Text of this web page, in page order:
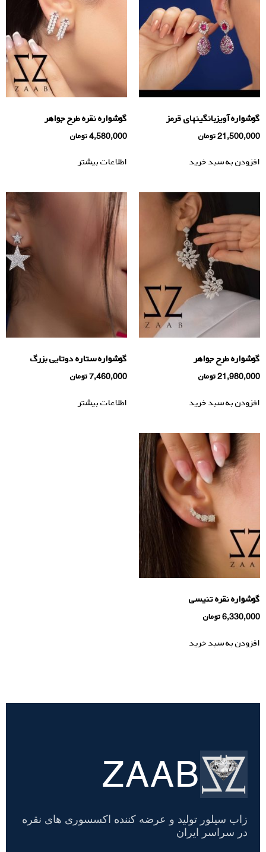
گوشواره آویزبانگینهای قرمز
21,500,000تومان
افزودن به سبد خرید
گوشواره نقره طرح جواهر
4,580,000تومان
اطلاعات بیشتر
گوشواره طرح جواهر
21,980,000تومان
افزودن به سبد خرید
گوشواره ستاره دوتایی بزرگ
7,460,000تومان
اطلاعات بیشتر
گوشواره نقره تنیسی
6,330,000تومان
افزودن به سبد خرید
تسویه
حساب
ZAAB
زاب سیلور تولید و عرضه کننده اکسسوری های نقره
در سراسر ایران